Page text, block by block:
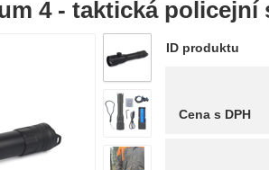
4 - taktická policejní
ID produktu
Cena s DPH